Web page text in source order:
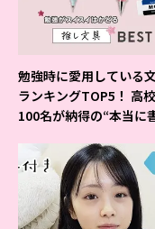
勉強時に愛用している
ランキングTOP5！ 高
100名が納得の“本当に